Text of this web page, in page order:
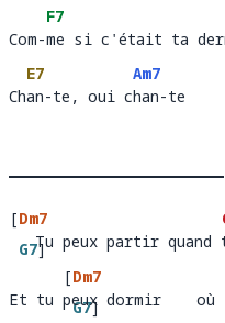
Com-
F7
me si c'était ta
Com-me si c'était ta
Ch
E7
an-te, oui c
Am7
han-
Chan-te, oui chan-te
[Dm7
  Tu peux par
G7]
quand tu
Tu peux partir quand
Et tu
[Dm7
eux dormir
G7] où tu
Et tu peux dormir    où